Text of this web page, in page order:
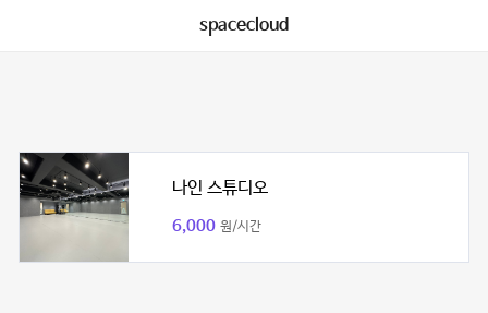
spacecloud
나인 스튜디오
6,000 원/시간